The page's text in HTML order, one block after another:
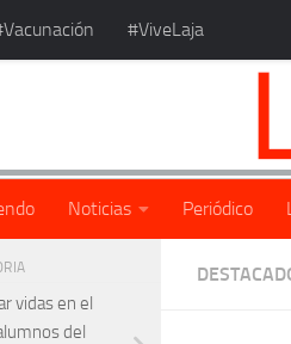
#ViveLaja
Noticias Periódico
vidas en el
del